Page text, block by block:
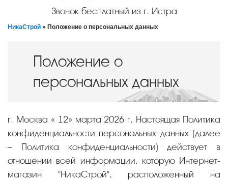
Звонок бесплатный из г. Истра
НикаСтрой » Положение о персональных данных
Положение о
персональных данных
г. Москва « 12» марта 2026 г. Настоящая Политика
конфиденциальности персональных данных (далее
– Политика конфиденциальности) действует в
отношении всей информации, которую Интернет-
магазин "НикаСтрой", расположенный на